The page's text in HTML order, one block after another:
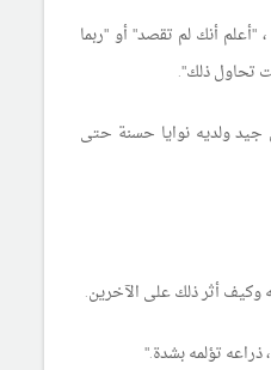
"أعلم أنك لم تقصد" أو "ربما
تحاول ذلك".
جيد ولديه نوايا حسنة حتى
وكيف أثر ذلك على الآخرين.
تؤلمه بشدة."